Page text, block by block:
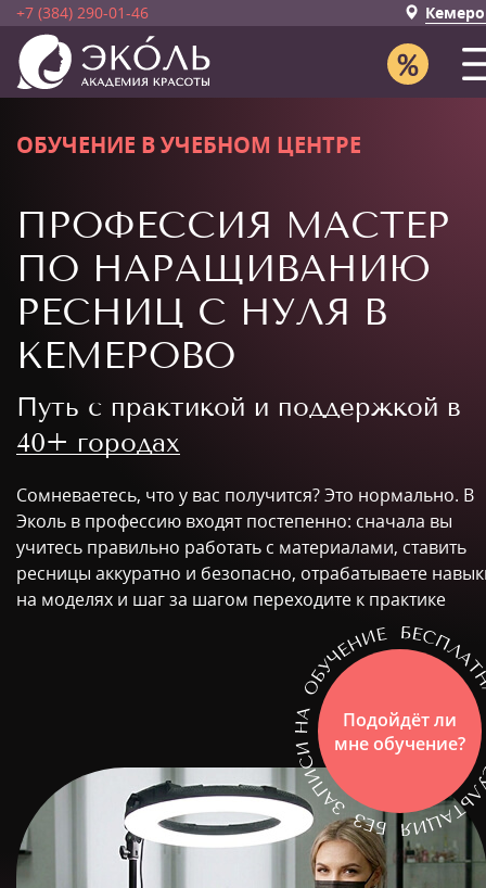
+7 (384) 290-01-46
ОБУЧЕНИЕ В УЧЕБНОМ ЦЕНТРЕ
ПРОФЕССИЯ МАСТЕР
ПО НАРАЩИВАНИЮ
РЕСНИЦ С НУЛЯ В
КЕМЕРОВО
Путь с практикой и поддержкой в
40+ городах
Сомневаетесь, что у вас получится? Это нормально. В
Эколь в профессию входят постепенно: сначала вы
учитесь правильно работать с материалами, ставить
ресницы аккуратно и безопасно, отрабатываете
на моделях и шаг за шагом переходите к практике
Подойдёт ли
мне обучение?